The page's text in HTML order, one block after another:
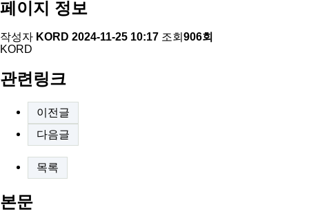
페이지 정보
작성자 KORD 2024-11-25 10:17 조회 906회
KORD
관련링크
이전글
다음글
목록
본문